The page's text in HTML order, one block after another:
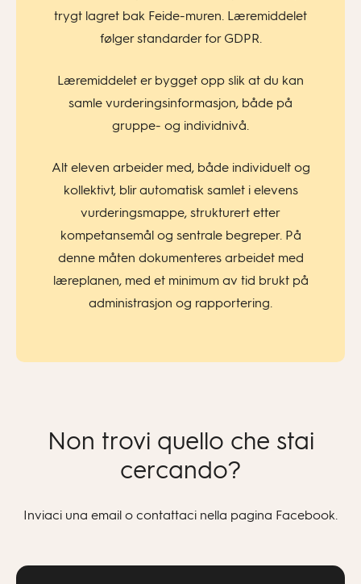
trygt lagret bak Feide-muren. Læremiddelet
følger standarder for GDPR.
Læremiddelet er bygget opp slik at du kan
samle vurderingsinformasjon, både på
gruppe- og individnivå.
Alt eleven arbeider med, både individuelt og
kollektivt, blir automatisk samlet i elevens
vurderingsmappe, strukturert etter
kompetansemål og sentrale begreper. På
denne måten dokumenteres arbeidet med
læreplanen, med et minimum av tid brukt på
administrasjon og rapportering.
Non trovi quello che stai
cercando?
Inviaci una email o contattaci nella pagina Facebook.